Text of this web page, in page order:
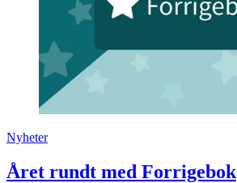
Nyheter
Året rundt med Forrigebok